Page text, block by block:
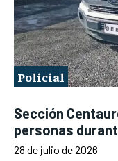
Policial
Sección
personas
28 de julio de 2026